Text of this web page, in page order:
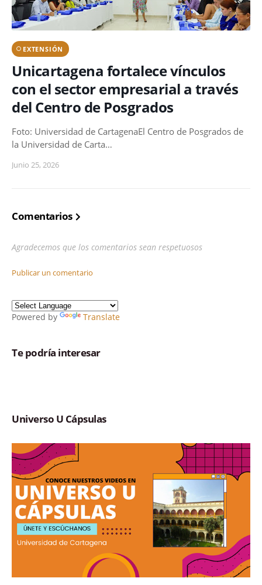
EXTENSIÓN
Unicartagena fortalece vínculos
con el sector empresarial a través
del Centro de Posgrados
Foto: Universidad de CartagenaEl Centro de Posgrados de
la Universidad de Carta…
Junio 25, 2026
Comentarios
Agradecemos que los comentarios sean respetuosos
Publicar un comentario
Powered by Translate
Te podría interesar
Universo U Cápsulas